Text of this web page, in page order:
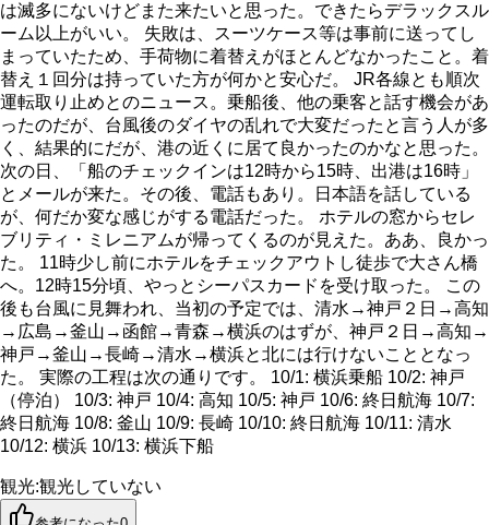
は滅多にないけどまた来たいと思った。できたらデラックスル
ーム以上がいい。 失敗は、スーツケース等は事前に送ってし
まっていたため、手荷物に着替えがほとんどなかったこと。着
替え１回分は持っていた方が何かと安心だ。 JR各線とも順次
運転取り止めとのニュース。乗船後、他の乗客と話す機会があ
ったのだが、台風後のダイヤの乱れで大変だったと言う人が多
く、結果的にだが、港の近くに居て良かったのかなと思った。
次の日、「船のチェックインは12時から15時、出港は16時」
とメールが来た。その後、電話もあり。日本語を話している
が、何だか変な感じがする電話だった。 ホテルの窓からセレ
ブリティ・ミレニアムが帰ってくるのが見えた。ああ、良かっ
た。 11時少し前にホテルをチェックアウトし徒歩で大さん橋
へ。12時15分頃、やっとシーパスカードを受け取った。 この
後も台風に見舞われ、当初の予定では、清水→神戸２日→高知
→広島→釜山→函館→青森→横浜のはずが、神戸２日→高知→
神戸→釜山→長崎→清水→横浜と北には行けないこととなっ
た。 実際の工程は次の通りです。 10/1: 横浜乗船 10/2: 神戸
（停泊） 10/3: 神戸 10/4: 高知 10/5: 神戸 10/6: 終日航海 10/7:
終日航海 10/8: 釜山 10/9: 長崎 10/10: 終日航海 10/11: 清水
10/12: 横浜 10/13: 横浜下船
観光:観光していない